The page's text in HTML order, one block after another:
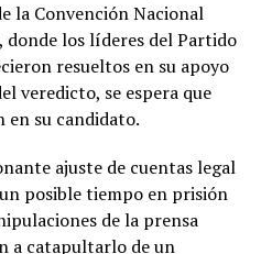
la Convención Nacional
donde los líderes del Partido
resueltos en su apoyo
veredicto, se espera que
su candidato.
ajuste de cuentas legal
posible tiempo en prisión
de la prensa
a catapultarlo de un